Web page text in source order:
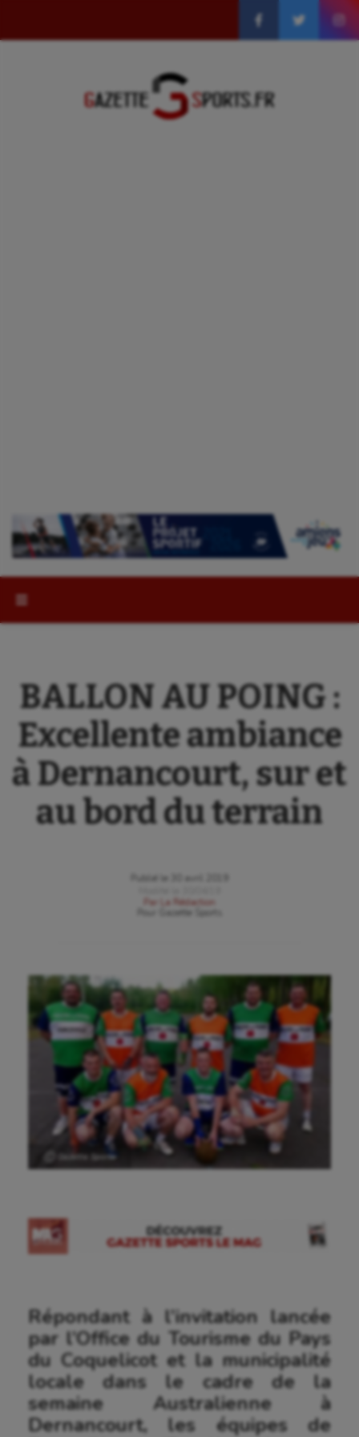
BALLON AU POING :
Excellente ambiance
à Dernancourt, sur et
au bord du terrain
Publié le
30 avril 2019
Par
La Rédaction
Gazette Sports
Ⓒ Gazette Sports
Répondant à l’invitation lancée
par l’Office du Tourisme du Pays
du Coquelicot et la municipalité
locale dans le cadre de la
semaine Australienne à
Dernancourt, les équipes de